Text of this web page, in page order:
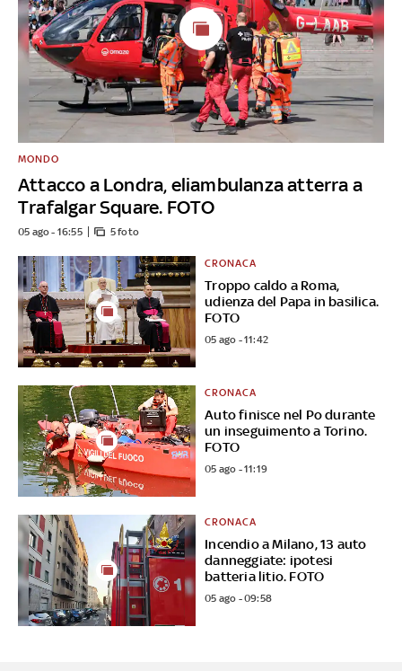
Attacco a Londra, eliambulanza atterra a
Trafalgar Square. FOTO
MONDO
05 ago - 16:55 5 foto
Troppo caldo a Roma,
udienza del Papa in basilica.
FOTO
CRONACA
05 ago - 11:42
Auto finisce nel Po durante
un inseguimento a Torino.
FOTO
CRONACA
05 ago - 11:19
Incendio a Milano, 13 auto
danneggiate: ipotesi
batteria litio. FOTO
CRONACA
05 ago - 09:58